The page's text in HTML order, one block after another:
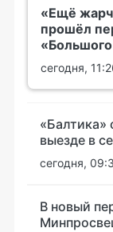
«Ещё
прошёл
сегодня,
«Балтика»
выезде в
сегодня,
В новый